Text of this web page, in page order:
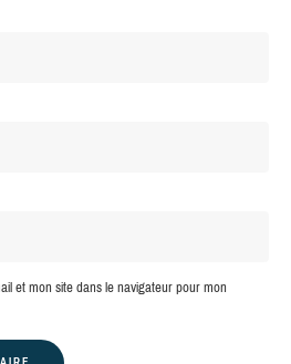
et mon site dans le navigateur pour mon